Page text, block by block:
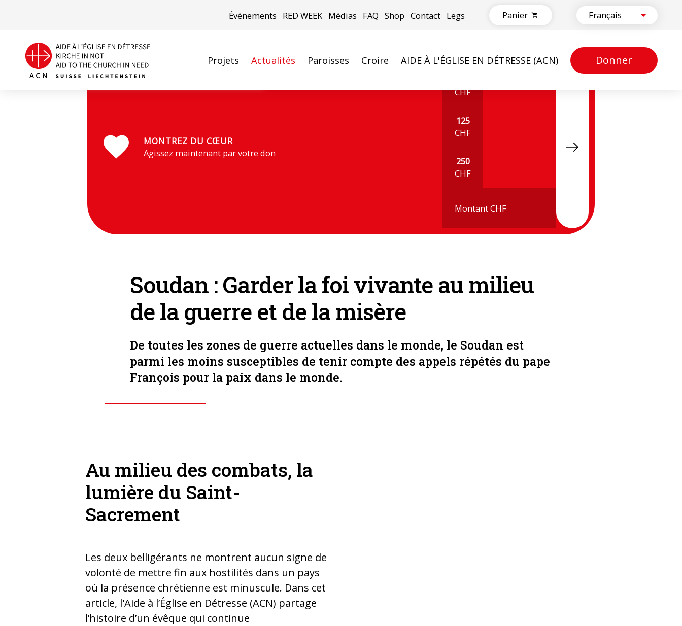
Événements RED WEEK Médias FAQ Shop Contact Legs Panier
Projets Actualités Paroisses Croire AIDE À L'ÉGLISE EN DÉTRESSE (ACN) Donner
L'évêque Tombe et des membres de sa paroisse (Photo : ACN)
MONTREZ DU CŒUR
Agissez maintenant par votre don
CHF
125
CHF
250
CHF
Soudan : Garder la foi vivante au milieu
de la guerre et de la misère
De toutes les zones de guerre actuelles dans le monde, le Soudan est
parmi les moins susceptibles de tenir compte des appels répétés du pape
François pour la paix dans le monde.
Au milieu des combats, la
lumière du Saint-
Sacrement
Les deux belligérants ne montrent aucun signe de
volonté de mettre fin aux hostilités dans un pays
où la présence chrétienne est minuscule. Dans cet
article, l'Aide à l’Église en Détresse (ACN) partage
l’histoire d’un évêque qui continue